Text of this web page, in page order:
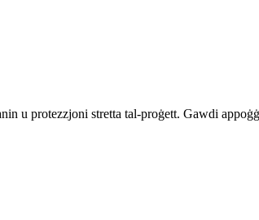
u protezzjoni stretta tal-proġett. Gawdi